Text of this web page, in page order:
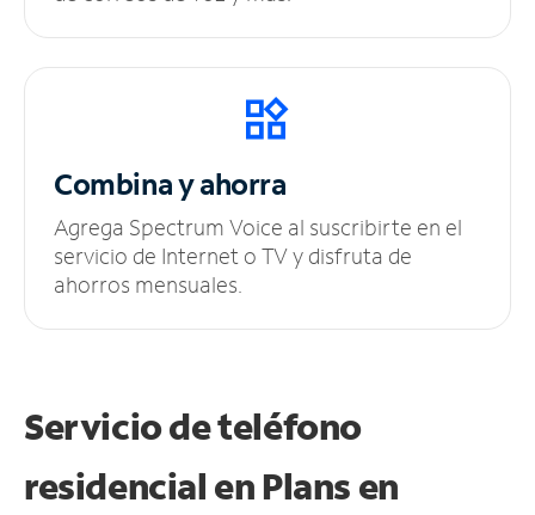
Combina y ahorra
Agrega Spectrum Voice al suscribirte en el
servicio de Internet o TV y disfruta de
ahorros mensuales.
Servicio de teléfono
residencial en Plans en